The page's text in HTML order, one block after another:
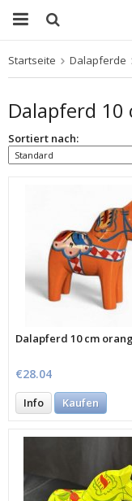
Startseite Dalapferde
Dalapferd 10
Sortiert nach:
Dalapferd 10 cm
€28.04
Info Kaufen